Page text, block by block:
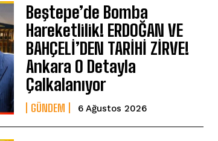
Beştepe’de Bomba
Hareketlilik! ERDOĞAN VE
BAHÇELİ’DEN TARİHİ ZİRVE!
Ankara O Detayla
Çalkalanıyor
GÜNDEM 6 Ağustos 2026